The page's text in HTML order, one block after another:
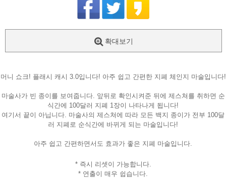
확대보기
머니 쇼크! 플래시 캐시 3.0입니다! 아주 쉽고 간편한 지폐 체인지 마술입니다!
마술사가 빈 종이를 보여줍니다. 앞뒤로 확인시켜준 뒤에 제스쳐를 취하면 순
식간에 100달러 지폐 1장이 나타나게 됩니다!
여기서 끝이 아닙니다. 마술사의 제스쳐에 따라 모든 백지 종이가 전부 100달
러 지폐로 순식간에 바뀌게 되는 마술입니다!
아주 쉽고 간편하면서도 효과가 좋은 지폐 마술입니다.
* 즉시 리셋이 가능합니다.
* 연출이 매우 쉽습니다.